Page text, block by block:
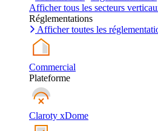
Afficher tous les secteurs
Réglementations
Afficher toutes les
Commercial
Plateforme
Claroty xDome